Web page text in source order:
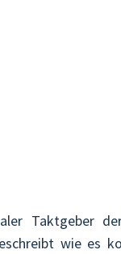
Taktgeber
wie es